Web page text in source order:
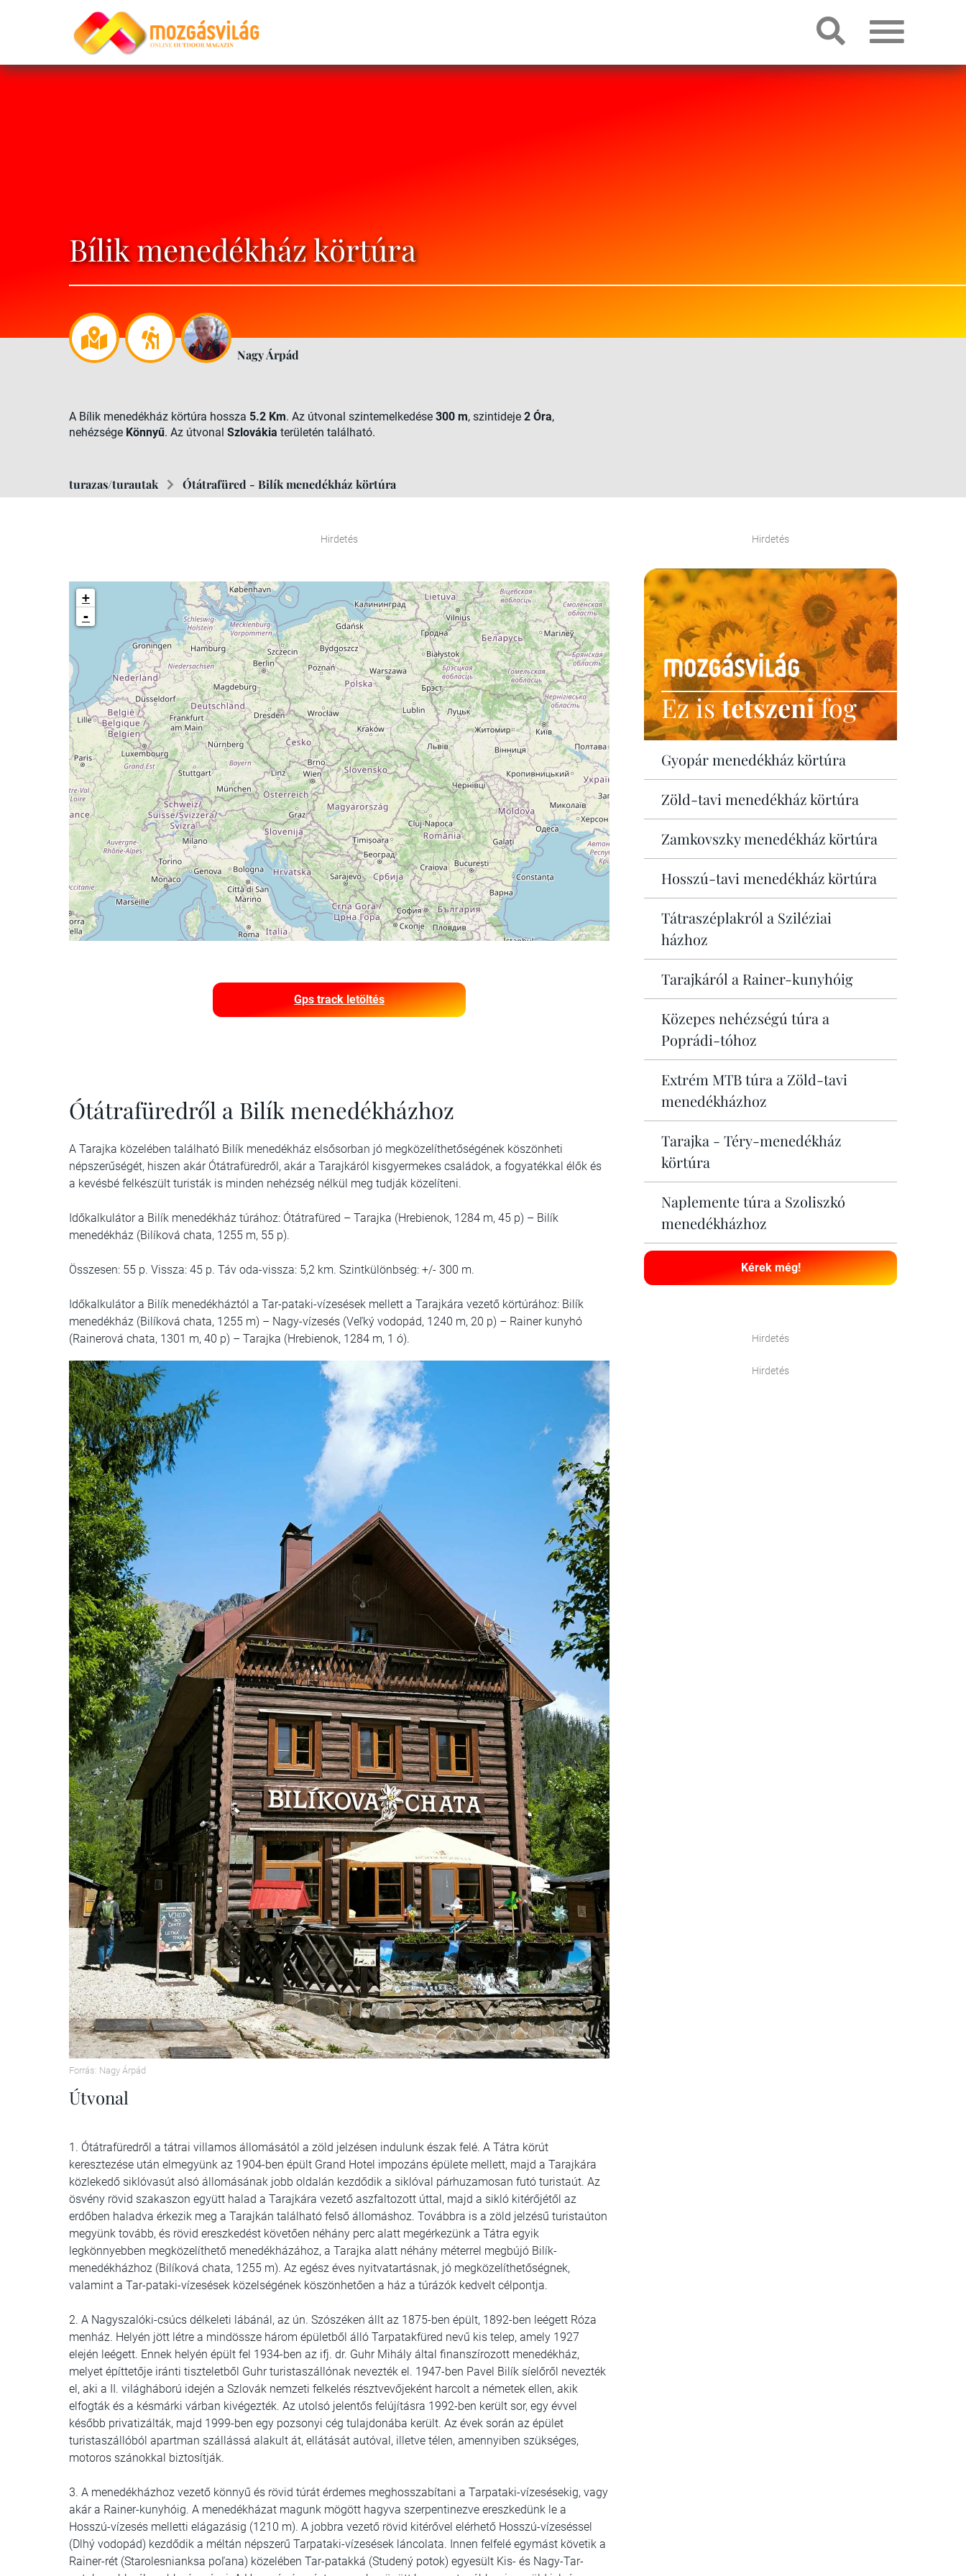
Bílik menedékház körtúra
Nagy Árpád
A Bílik menedékház körtúra hossza 5.2 Km. Az útvonal szintemelkedése 300 m, szintideje 2 Óra,
nehézsége Könnyű. Az útvonal Szlovákia területén található.
turazas/turautak Ótátrafüred - Bilík menedékház körtúra
Hirdetés
+
-
Gps track letöltés
Ótátrafüredről a Bilík menedékházhoz
A Tarajka közelében található Bilík menedékház elsősorban jó megközelíthetőségének köszönheti
népszerűségét, hiszen akár Ótátrafüredről, akár a Tarajkáról kisgyermekes családok, a fogyatékkal élők és
a kevésbé felkészült turisták is minden nehézség nélkül meg tudják közelíteni.
Időkalkulátor a Bilík menedékház túrához: Ótátrafüred – Tarajka (Hrebienok, 1284 m, 45 p) – Bilík
menedékház (Bilíková chata, 1255 m, 55 p).
Összesen: 55 p. Vissza: 45 p. Táv oda-vissza: 5,2 km. Szintkülönbség: +/- 300 m.
Időkalkulátor a Bilík menedékháztól a Tar-pataki-vízesések mellett a Tarajkára vezető körtúrához: Bilík
menedékház (Bilíková chata, 1255 m) – Nagy-vízesés (Veľký vodopád, 1240 m, 20 p) – Rainer kunyhó
(Rainerová chata, 1301 m, 40 p) – Tarajka (Hrebienok, 1284 m, 1 ó).
Forrás: Nagy Árpád
Útvonal
1. Ótátrafüredről a tátrai villamos állomásától a zöld jelzésen indulunk észak felé. A Tátra körút
keresztezése után elmegyünk az 1904-ben épült Grand Hotel impozáns épülete mellett, majd a Tarajkára
közlekedő siklóvasút alsó állomásának jobb oldalán kezdődik a siklóval párhuzamosan futó turistaút. Az
ösvény rövid szakaszon együtt halad a Tarajkára vezető aszfaltozott úttal, majd a sikló kitérőjétől az
erdőben haladva érkezik meg a Tarajkán található felső állomáshoz. Továbbra is a zöld jelzésű turistaúton
megyünk tovább, és rövid ereszkedést követően néhány perc alatt megérkezünk a Tátra egyik
legkönnyebben megközelíthető menedékházához, a Tarajka alatt néhány méterrel megbújó Bilík-
menedékházhoz (Bilíková chata, 1255 m). Az egész éves nyitvatartásnak, jó megközelíthetőségnek,
valamint a Tar-pataki-vízesések közelségének köszönhetően a ház a túrázók kedvelt célpontja.
2. A Nagyszalóki-csúcs délkeleti lábánál, az ún. Szószéken állt az 1875-ben épült, 1892-ben leégett Róza
menház. Helyén jött létre a mindössze három épületből álló Tarpatakfüred nevű kis telep, amely 1927
elején leégett. Ennek helyén épült fel 1934-ben az ifj. dr. Guhr Mihály által finanszírozott menedékház,
melyet építtetője iránti tiszteletből Guhr turistaszállónak nevezték el. 1947-ben Pavel Bilík síelőről nevezték
el, aki a II. világháború idején a Szlovák nemzeti felkelés résztvevőjeként harcolt a németek ellen, akik
elfogták és a késmárki várban kivégezték. Az utolsó jelentős felújításra 1992-ben került sor, egy évvel
később privatizálták, majd 1999-ben egy pozsonyi cég tulajdonába került. Az évek során az épület
turistaszállóból apartman szállássá alakult át, ellátását autóval, illetve télen, amennyiben szükséges,
motoros szánokkal biztosítják.
3. A menedékházhoz vezető könnyű és rövid túrát érdemes meghosszabítani a Tarpataki-vízesésekig, vagy
akár a Rainer-kunyhóig. A menedékházat magunk mögött hagyva szerpentinezve ereszkedünk le a
Hosszú-vízesés melletti elágazásig (1210 m). A jobbra vezető rövid kitérővel elérhető Hosszú-vízeséssel
(Dlhý vodopád) kezdődik a méltán népszerű Tarpataki-vízesések láncolata. Innen felfelé egymást követik a
Rainer-rét (Starolesnianksa poľana) közelében Tar-patakká (Studený potok) egyesült Kis- és Nagy-Tar-
Hirdetés
Ez istetszenifog
Gyopár menedékház körtúra
Zöld-tavi menedékház körtúra
Zamkovszky menedékház körtúra
Hosszú-tavi menedékház körtúra
Tátraszéplakról a Sziléziai
házhoz
Tarajkáról a Rainer-kunyhóig
Közepes nehézségú túra a
Poprádi-tóhoz
Extrém MTB túra a Zöld-tavi
menedékházhoz
Tarajka - Téry-menedékház
körtúra
Naplemente túra a Szoliszkó
menedékházhoz
Kérek még!
Hirdetés
Hirdetés